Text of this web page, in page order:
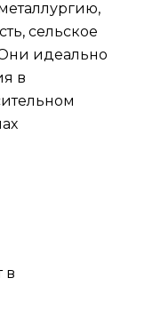
сельское
Они идеально
в
в